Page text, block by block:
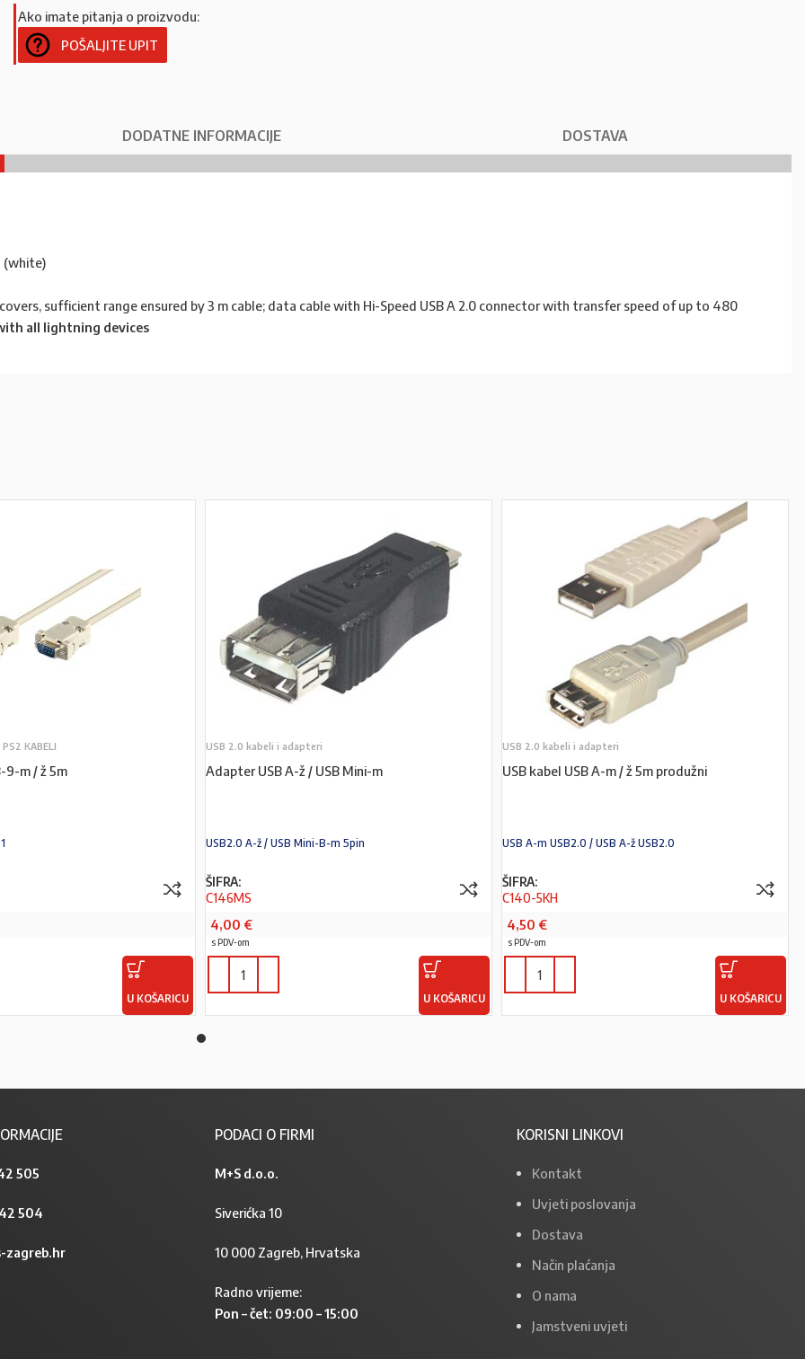
Ako imate pitanja o proizvodu:
POŠALJITE UPIT
DODATNE INFORMACIJE DOSTAVA
(white)
sufficient range ensured by 3 m cable; data cable with Hi-Speed USB A 2.0 connector with transfer speed of up to 480
all lightning devices
PS2 KABELI
9-m / ž 5m
U KOŠARICU
USB 2.0 kabeli i adapteri
Adapter USB A-ž / USB Mini-m
USB2.0 A-ž / USB Mini-B-m 5pin
ŠIFRA:
C146MS
4,00 €
s PDV-om
U KOŠARICU
USB 2.0 kabeli i adapteri
USB kabel USB A-m / ž 5m produžni
USB A-m USB2.0 / USB A-ž USB2.0
ŠIFRA:
C140-5KH
4,50 €
s PDV-om
U KOŠARICU
505
504
zagreb.hr
PODACI O FIRMI
M+S d.o.o.
Siverićka 10
10 000 Zagreb, Hrvatska
Radno vrijeme:
Pon – čet: 09:00 – 15:00
KORISNI LINKOVI
Kontakt
Uvjeti poslovanja
Dostava
Način plaćanja
O nama
Jamstveni uvjeti